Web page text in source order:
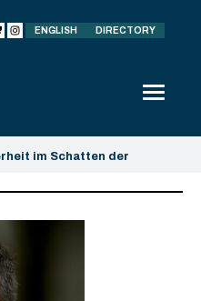
ENGLISH DIRECTORY
im Schatten der